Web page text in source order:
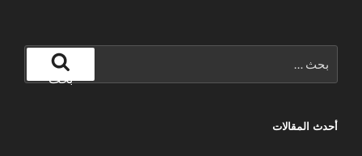
عن:
بحث
أحدث المقالات